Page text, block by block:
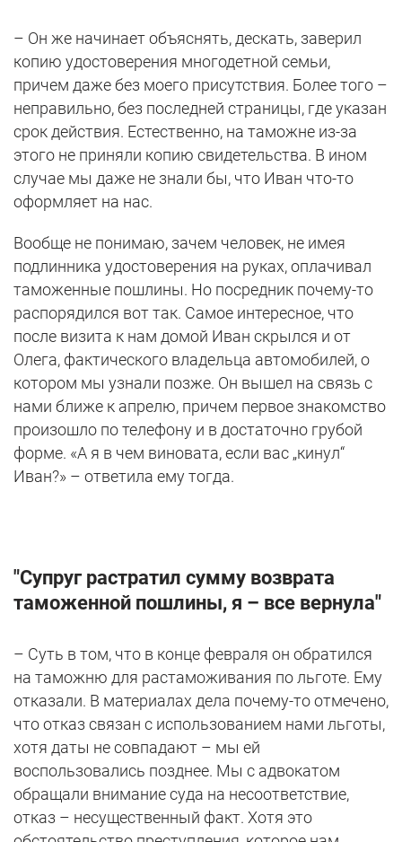
– Он же начинает объяснять, дескать, заверил
копию удостоверения многодетной семьи,
причем даже без моего присутствия. Более того –
неправильно, без последней страницы, где указан
срок действия. Естественно, на таможне из-за
этого не приняли копию свидетельства. В ином
случае мы даже не знали бы, что Иван что-то
оформляет на нас.
Вообще не понимаю, зачем человек, не имея
подлинника удостоверения на руках, оплачивал
таможенные пошлины. Но посредник почему-то
распорядился вот так. Самое интересное, что
после визита к нам домой Иван скрылся и от
Олега, фактического владельца автомобилей, о
котором мы узнали позже. Он вышел на связь с
нами ближе к апрелю, причем первое знакомство
произошло по телефону и в достаточно грубой
форме. «А я в чем виновата, если вас „кинул“
Иван?» – ответила ему тогда.
"Супруг растратил сумму возврата
таможенной пошлины, я – все вернула"
– Суть в том, что в конце февраля он обратился
на таможню для растаможивания по льготе. Ему
отказали. В материалах дела почему-то отмечено,
что отказ связан с использованием нами льготы,
хотя даты не совпадают – мы ей
воспользовались позднее. Мы с адвокатом
обращали внимание суда на несоответствие,
отказ – несущественный факт. Хотя это